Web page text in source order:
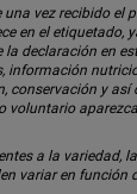
una vez recibido el
en el etiquetado,
declaración en
información
conservación y
voluntario
a la variedad,
variar en función